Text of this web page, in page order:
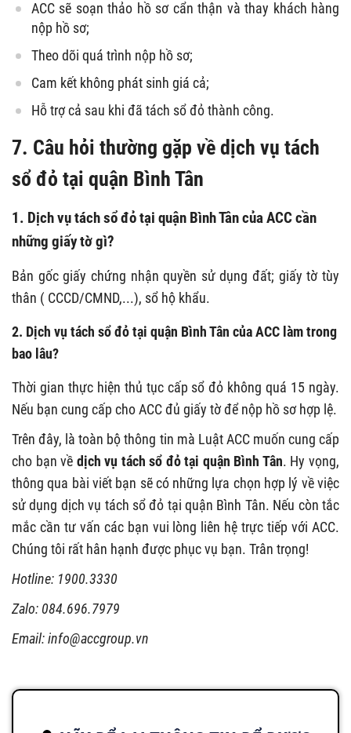
ACC sẽ soạn thảo hồ sơ cẩn thận và thay khách hàng
nộp hồ sơ;
Theo dõi quá trình nộp hồ sơ;
Cam kết không phát sinh giá cả;
Hỗ trợ cả sau khi đã tách sổ đỏ thành công.
7. Câu hỏi thường gặp về dịch vụ tách
sổ đỏ tại quận Bình Tân
1. Dịch vụ tách sổ đỏ tại quận Bình Tân của ACC cần
những giấy tờ gì?
Bản gốc giấy chứng nhận quyền sử dụng đất; giấy tờ tùy
thân ( CCCD/CMND,...), sổ hộ khẩu.
2. Dịch vụ tách sổ đỏ tại quận Bình Tân của ACC làm trong
bao lâu?
Thời gian thực hiện thủ tục cấp sổ đỏ không quá 15 ngày.
Nếu bạn cung cấp cho ACC đủ giấy tờ để nộp hồ sơ hợp lệ.
Trên đây, là toàn bộ thông tin mà Luật ACC muốn cung cấp
cho bạn về dịch vụ tách sổ đỏ tại quận Bình Tân. Hy vọng,
thông qua bài viết bạn sẽ có những lựa chọn hợp lý về việc
sử dụng dịch vụ tách sổ đỏ tại quận Bình Tân. Nếu còn tắc
mắc cần tư vấn các bạn vui lòng liên hệ trực tiếp với ACC.
Chúng tôi rất hân hạnh được phục vụ bạn. Trân trọng!
Hotline: 1900.3330
Zalo: 084.696.7979
Email:info@accgroup.vn